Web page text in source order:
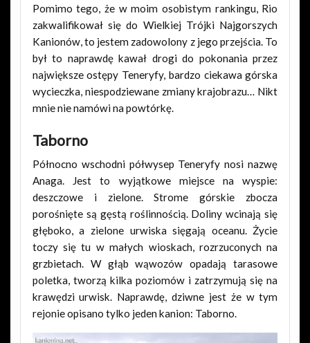
Pomimo tego, że w moim osobistym rankingu, Rio
zakwalifikował się do Wielkiej Trójki Najgorszych
Kanionów, to jestem zadowolony z jego przejścia. To
był to naprawdę kawał drogi do pokonania przez
największe ostępy Teneryfy, bardzo ciekawa górska
wycieczka, niespodziewane zmiany krajobrazu… Nikt
mnie nie namówi na powtórkę.
Taborno
Północno wschodni półwysep Teneryfy nosi nazwę
Anaga. Jest to wyjątkowe miejsce na wyspie:
deszczowe i zielone. Strome górskie zbocza
porośnięte są gęstą roślinnością. Doliny wcinają się
głęboko, a zielone urwiska sięgają oceanu. Życie
toczy się tu w małych wioskach, rozrzuconych na
grzbietach. W głąb wąwozów opadają tarasowe
poletka, tworzą kilka poziomów i zatrzymują się na
krawędzi urwisk. Naprawdę, dziwne jest że w tym
rejonie opisano tylko jeden kanion: Taborno.